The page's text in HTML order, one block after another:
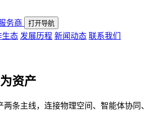
务商
打开导航
生态 发展历程 新闻动态 联系我们
资产
条主线，连接物理空间、智能体协同